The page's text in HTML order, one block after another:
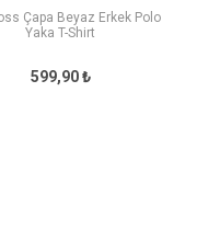
Çapa Beyaz Erkek Polo
Yaka T-Shirt
599,90 ₺